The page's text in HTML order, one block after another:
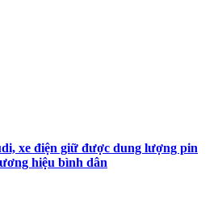
xe điện giữ được dung lượng pin
hiệu bình dân